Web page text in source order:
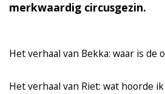
merkwaardig circusgezin.
Het verhaal van Bekka: waar is de
Het verhaal van Riet: wat hoorde